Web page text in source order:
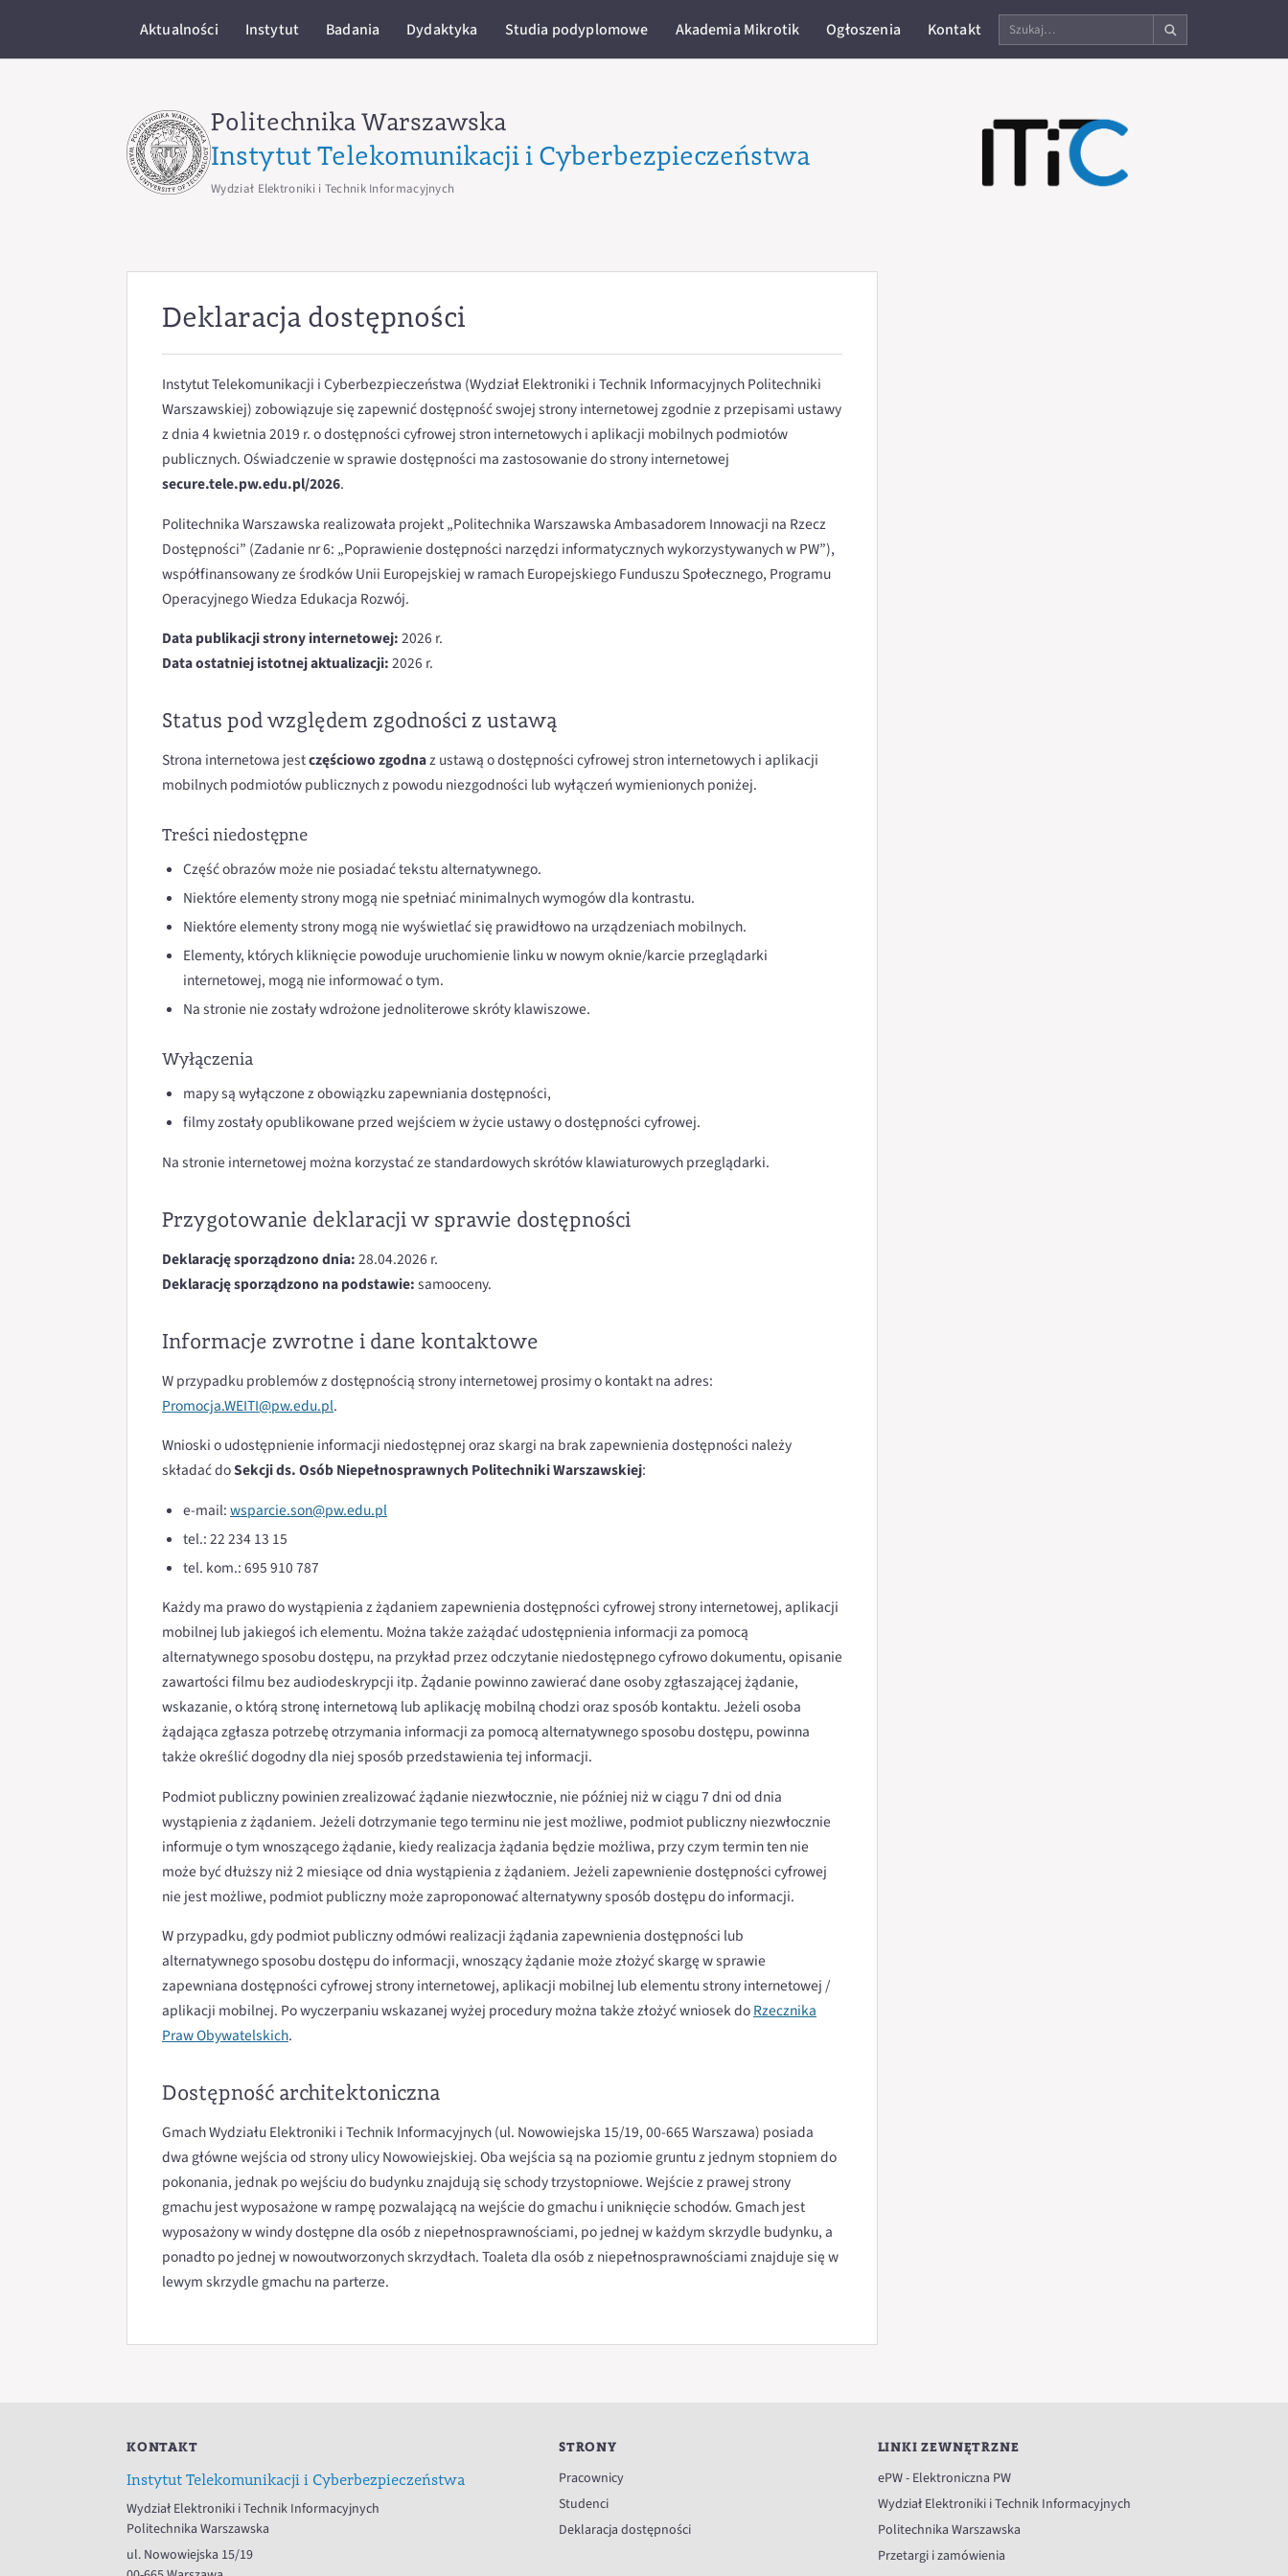
Aktualności Instytut Badania Dydaktyka Studia podyplomowe Akademia Mikrotik Ogłoszenia Kontakt
Szukaj
na
stronie
Politechnika Warszawska
Instytut Telekomunikacji i Cyberbezpieczeństwa
Wydział Elektroniki i Technik Informacyjnych
Deklaracja dostępności
Instytut Telekomunikacji i Cyberbezpieczeństwa (Wydział Elektroniki i Technik Informacyjnych Politechniki
Warszawskiej) zobowiązuje się zapewnić dostępność swojej strony internetowej zgodnie z przepisami ustawy
z dnia 4 kwietnia 2019 r. o dostępności cyfrowej stron internetowych i aplikacji mobilnych podmiotów
publicznych. Oświadczenie w sprawie dostępności ma zastosowanie do strony internetowej
secure.tele.pw.edu.pl/2026.
Politechnika Warszawska realizowała projekt „Politechnika Warszawska Ambasadorem Innowacji na Rzecz
Dostępności” (Zadanie nr 6: „Poprawienie dostępności narzędzi informatycznych wykorzystywanych w PW”),
współfinansowany ze środków Unii Europejskiej w ramach Europejskiego Funduszu Społecznego, Programu
Operacyjnego Wiedza Edukacja Rozwój.
Data publikacji strony internetowej:2026 r.
Data ostatniej istotnej aktualizacji:2026 r.
Status pod względem zgodności z ustawą
Strona internetowa jestczęściowo zgodnaz ustawą o dostępności cyfrowej stron internetowych i aplikacji
mobilnych podmiotów publicznych z powodu niezgodności lub wyłączeń wymienionych poniżej.
Treści niedostępne
Część obrazów może nie posiadać tekstu alternatywnego.
Niektóre elementy strony mogą nie spełniać minimalnych wymogów dla kontrastu.
Niektóre elementy strony mogą nie wyświetlać się prawidłowo na urządzeniach mobilnych.
Elementy, których kliknięcie powoduje uruchomienie linku w nowym oknie/karcie przeglądarki
internetowej, mogą nie informować o tym.
Na stronie nie zostały wdrożone jednoliterowe skróty klawiszowe.
Wyłączenia
mapy są wyłączone z obowiązku zapewniania dostępności,
filmy zostały opublikowane przed wejściem w życie ustawy o dostępności cyfrowej.
Na stronie internetowej można korzystać ze standardowych skrótów klawiaturowych przeglądarki.
Przygotowanie deklaracji w sprawie dostępności
Deklarację sporządzono dnia:28.04.2026 r.
Deklarację sporządzono na podstawie:samooceny.
Informacje zwrotne i dane kontaktowe
W przypadku problemów z dostępnością strony internetowej prosimy o kontakt na adres:
Promocja.WEITI@pw.edu.pl.
Wnioski o udostępnienie informacji niedostępnej oraz skargi na brak zapewnienia dostępności należy
składać doSekcji ds. Osób Niepełnosprawnych Politechniki Warszawskiej:
e-mail:wsparcie.son@pw.edu.pl
tel.: 22 234 13 15
tel. kom.: 695 910 787
Każdy ma prawo do wystąpienia z żądaniem zapewnienia dostępności cyfrowej strony internetowej, aplikacji
mobilnej lub jakiegoś ich elementu. Można także zażądać udostępnienia informacji za pomocą
alternatywnego sposobu dostępu, na przykład przez odczytanie niedostępnego cyfrowo dokumentu, opisanie
zawartości filmu bez audiodeskrypcji itp. Żądanie powinno zawierać dane osoby zgłaszającej żądanie,
wskazanie, o którą stronę internetową lub aplikację mobilną chodzi oraz sposób kontaktu. Jeżeli osoba
żądająca zgłasza potrzebę otrzymania informacji za pomocą alternatywnego sposobu dostępu, powinna
także określić dogodny dla niej sposób przedstawienia tej informacji.
Podmiot publiczny powinien zrealizować żądanie niezwłocznie, nie później niż w ciągu 7 dni od dnia
wystąpienia z żądaniem. Jeżeli dotrzymanie tego terminu nie jest możliwe, podmiot publiczny niezwłocznie
informuje o tym wnoszącego żądanie, kiedy realizacja żądania będzie możliwa, przy czym termin ten nie
może być dłuższy niż 2 miesiące od dnia wystąpienia z żądaniem. Jeżeli zapewnienie dostępności cyfrowej
nie jest możliwe, podmiot publiczny może zaproponować alternatywny sposób dostępu do informacji.
W przypadku, gdy podmiot publiczny odmówi realizacji żądania zapewnienia dostępności lub
alternatywnego sposobu dostępu do informacji, wnoszący żądanie może złożyć skargę w sprawie
zapewniana dostępności cyfrowej strony internetowej, aplikacji mobilnej lub elementu strony internetowej /
aplikacji mobilnej. Po wyczerpaniu wskazanej wyżej procedury można także złożyć wniosek doRzecznika
Praw Obywatelskich.
Dostępność architektoniczna
Gmach Wydziału Elektroniki i Technik Informacyjnych (ul. Nowowiejska 15/19, 00-665 Warszawa) posiada
dwa główne wejścia od strony ulicy Nowowiejskiej. Oba wejścia są na poziomie gruntu z jednym stopniem do
pokonania, jednak po wejściu do budynku znajdują się schody trzystopniowe. Wejście z prawej strony
gmachu jest wyposażone w rampę pozwalającą na wejście do gmachu i uniknięcie schodów. Gmach jest
wyposażony w windy dostępne dla osób z niepełnosprawnościami, po jednej w każdym skrzydle budynku, a
ponadto po jednej w nowoutworzonych skrzydłach. Toaleta dla osób z niepełnosprawnościami znajduje się w
lewym skrzydle gmachu na parterze.
KONTAKT
Instytut Telekomunikacji i Cyberbezpieczeństwa
Wydział Elektroniki i Technik Informacyjnych
Politechnika Warszawska
ul. Nowowiejska 15/19
STRONY
Pracownicy
Studenci
Deklaracja dostępności
LINKI ZEWNĘTRZNE
ePW - Elektroniczna PW
Wydział Elektroniki i Technik Informacyjnych
Politechnika Warszawska
Przetargi i zamówienia